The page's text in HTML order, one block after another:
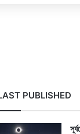
PUBLISHED